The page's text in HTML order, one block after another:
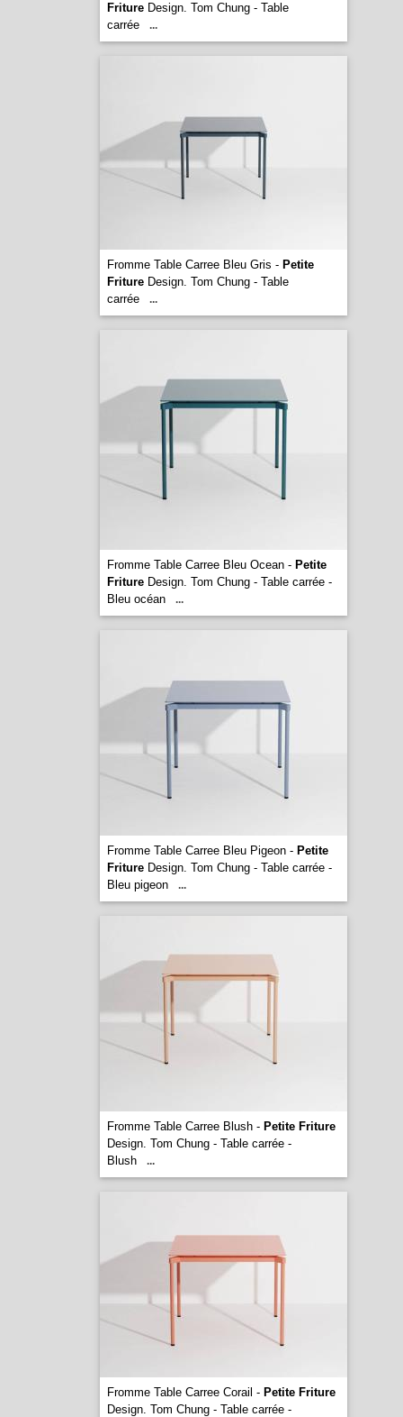
FritureDesign. Tom Chung - Table
carrée
...
Fromme Table Carree Bleu Gris - Petite
FritureDesign. Tom Chung - Table
carrée
...
Fromme Table Carree Bleu Ocean - Petite
FritureDesign. Tom Chung - Table carrée -
Bleu océan
...
Fromme Table Carree Bleu Pigeon - Petite
FritureDesign. Tom Chung - Table carrée -
Bleu pigeon
...
Fromme Table Carree Blush - Petite Friture
Design. Tom Chung - Table carrée -
Blush
...
Fromme Table Carree Corail - Petite Friture
Design. Tom Chung - Table carrée -